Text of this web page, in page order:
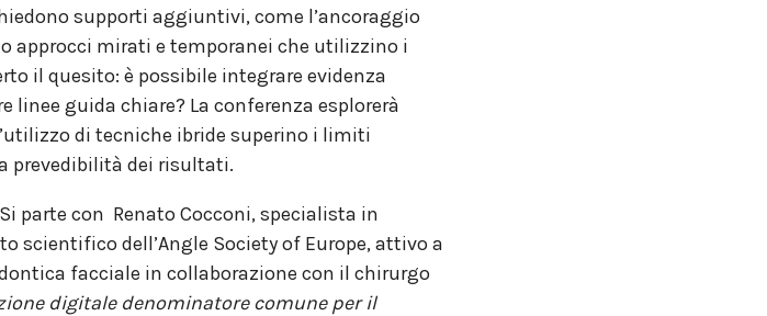
supporti aggiuntivi, come l’ancoraggio
approcci mirati e temporanei che utilizzino i
il quesito: è possibile integrare evidenza
linee guida chiare? La conferenza esplorerà
di tecniche ibride superino i limiti
prevedibilità dei risultati.
parte con Renato Cocconi, specialista in
scientifico dell’Angle Society of Europe, attivo a
facciale in collaborazione con il chirurgo
digitale denominatore comune per il